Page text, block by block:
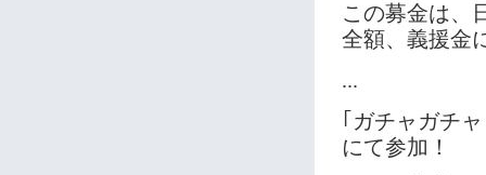
この募金は、
全額、義援金
...
｢ガチャガチ
にて参加！